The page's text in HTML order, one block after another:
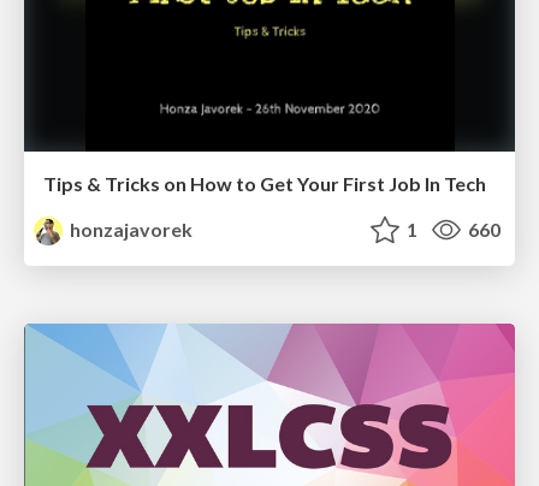
Tips & Tricks on How to Get Your First Job In Tech
honzajavorek
1 660